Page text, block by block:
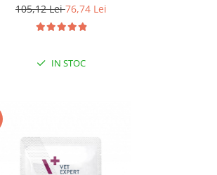
105,12 Lei76,74 Lei
IN STOC